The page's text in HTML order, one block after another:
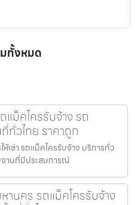
ทั้งหมด
แม็คโครรับจ้าง รถ
ทั่วไทย ราคาถูก
ห้เช่า รถแม็คโครรับจ้าง บริการทั่ว
งานที่มีประสบการณ์
านคร รถแม็คโครรับจ้าง